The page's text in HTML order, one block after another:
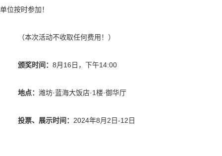
单位按时参加！
（本次活动不收取任何费用！）
颁奖时间： 8月16日，下午14:00
地点： 潍坊·蓝海大饭店·1楼·御华厅
投票、展示时间： 2024年8月2日-12日